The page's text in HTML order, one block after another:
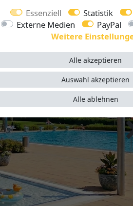
Essenziell
Statistik
Externe Medien
PayPal
Weitere
Alle akzeptieren
Alle ablehnen
Auswahl akzeptieren